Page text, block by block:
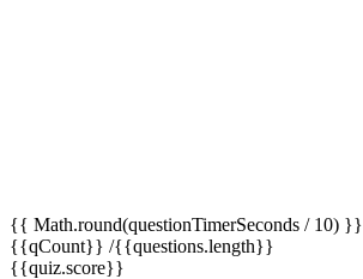
{{ Math.round(questionTimerSeconds / 10) }}
{{qCount}} /{{questions.length}}
{{quiz.score}}